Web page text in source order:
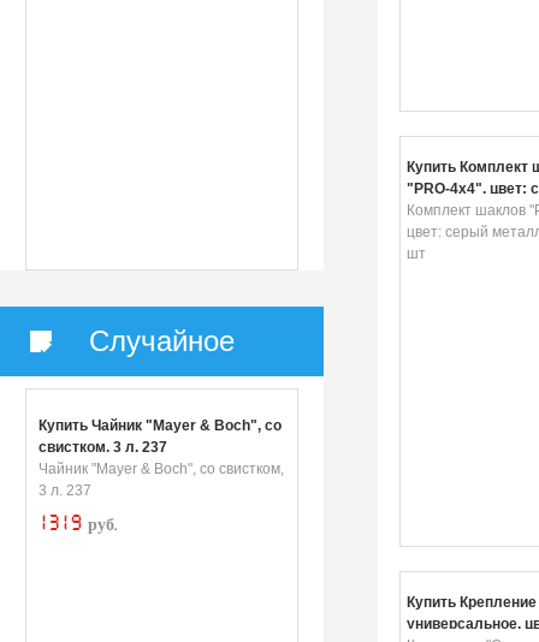
Случайное
Купить Чайник "Mayer & Boch", со
свистком, 3 л. 237
Чайник "Mayer & Boch", со свистком,
3 л. 237
1319 руб.
Купить Комплект
"PRO-4x4", цвет:
металлик, 3,25 т,
Комплект шаклов
цвет: серый
шт
Купить
универсальное,